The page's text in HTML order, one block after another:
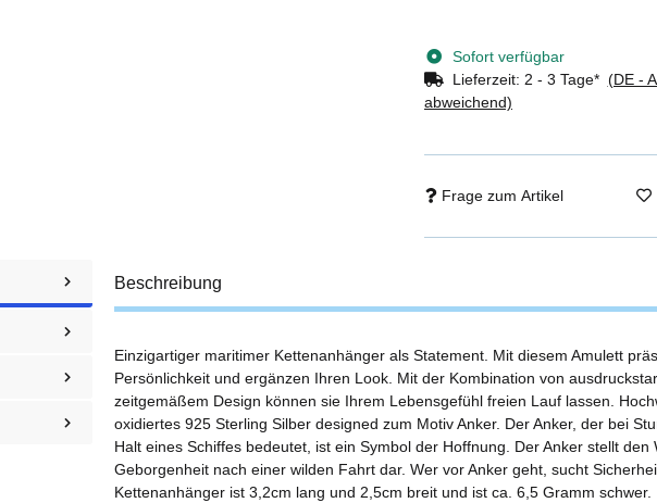
Sofort verfügbar
Lieferzeit: 2 - 3 Tage* (DE -
abweichend)
Frage zum Artikel
Beschreibung
Einzigartiger maritimer Kettenanhänger als Statement. Mit diesem Amulett
Persönlichkeit und ergänzen Ihren Look. Mit der Kombination von
zeitgemäßem Design können sie Ihrem Lebensgefühl freien Lauf lassen.
oxidiertes 925 Sterling Silber designed zum Motiv Anker. Der Anker, der bei
Halt eines Schiffes bedeutet, ist ein Symbol der Hoffnung. Der Anker stellt den
Geborgenheit nach einer wilden Fahrt dar. Wer vor Anker geht, sucht
Kettenanhänger ist 3,2cm lang und 2,5cm breit und ist ca. 6,5 Gramm schwer.